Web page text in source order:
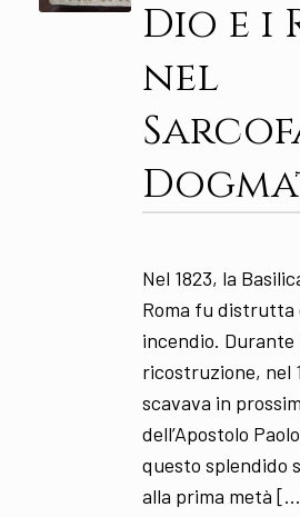
Dio e i
nel
Nel 1823, la
Roma fu
incendio. Durante
ricostruzione, nel
scavava in
dell’Apostolo
questo splendido
alla prima metà